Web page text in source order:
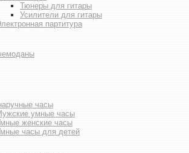
Тюнеры для гитары
Усилители для гитары
партитура
часы
умные часы
женские часы
часы для детей